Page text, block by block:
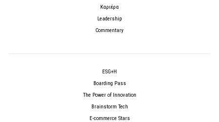
Καριέρα
Leadership
Commentary
ESG+H
Boarding Pass
The Power of Innovation
Brainstorm Tech
E-commerce Stars